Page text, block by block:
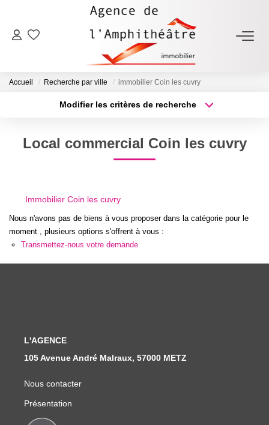
ACHETER
NOTRE AGENCE
Qui Sommes-Nous
Accueil Recherche par ville immobilier Coin les cuvry
Modifier les critères de recherche
Type de bien
Créer une alerte
Local commercial Coin les cuvry
Immobilier Coin les cuvry
Nous n'avons pas de biens à vous proposer dans la catégorie pour le
moment , plusieurs options s'offrent à vous :
Transmettez-nous votre demande
L'AGENCE
105 Avenue André Malraux, 57000 METZ
Nous contacter
Présentation